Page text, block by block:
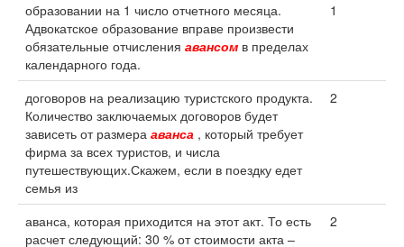
образовании на 1 число отчетного месяца.
Адвокатское образование вправе произвести
обязательные отчисления авансом в пределах
календарного года.
1
договоров на реализацию туристского продукта.
Количество заключаемых договоров будет
зависеть от размера аванса , который требует
фирма за всех туристов, и числа
путешествующих.Скажем, если в поездку едет
семья из
2
аванса, которая приходится на этот акт. То есть
расчет следующий: 30 % от стоимости акта –
2